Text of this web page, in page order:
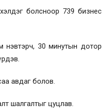
болсноор 739 бизнес
30 минутын дотор
авдаг болов.
шалгалтыг цуцлав.